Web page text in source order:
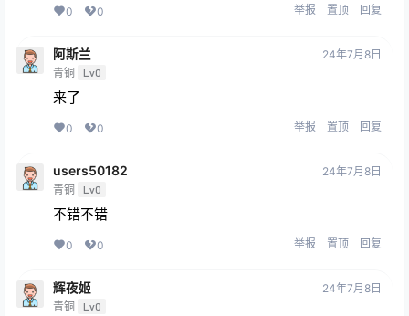
0 0 举报 置顶 回复
阿斯兰
青铜 Lv0
24年7月8日
来了
0 0 举报 置顶 回复
users50182
青铜 Lv0
24年7月8日
不错不错
0 0 举报 置顶 回复
辉夜姬
青铜 Lv0
24年7月8日